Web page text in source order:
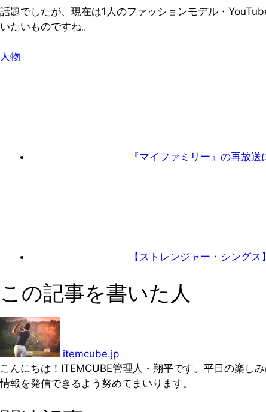
話題でしたが、現在は1人のファッションモデル・
いたいものですね。
人物
『マイファミリー』の再放
【ストレンジャー・シング
この記事を書いた人
itemcube.jp
こんにちは！ITEMCUBE管理人・翔平です。平日の楽し
情報を発信できるよう努めてまいります。